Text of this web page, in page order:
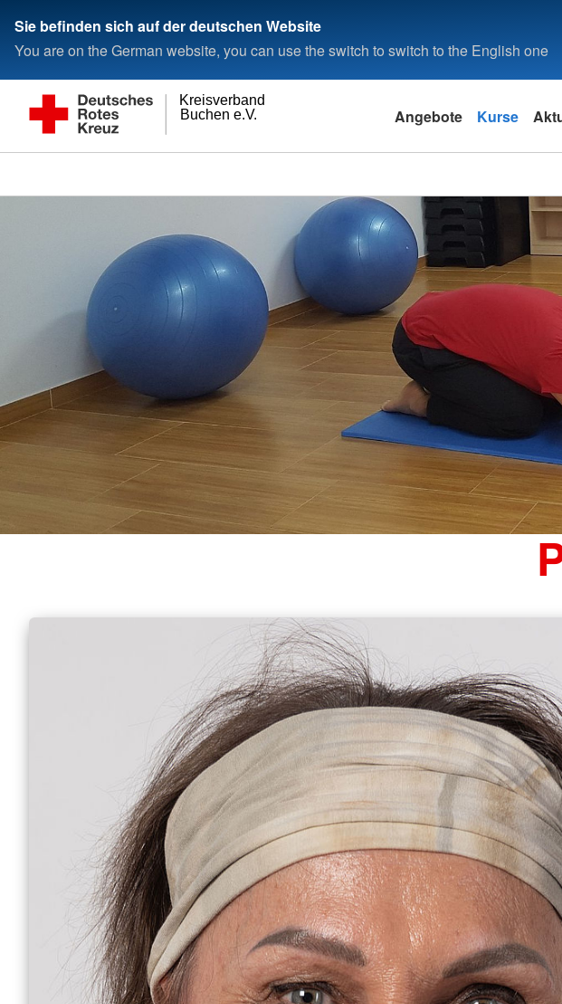
Sie befinden sich auf der deutschen Website
You are on the German website, you can use the switch to switch to the English one
Buchen e.V.
Kreisverband
Angebote Kurse